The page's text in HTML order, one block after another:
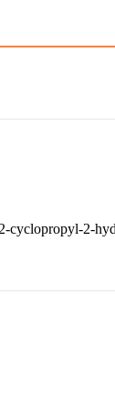
cyclopropyl-2-